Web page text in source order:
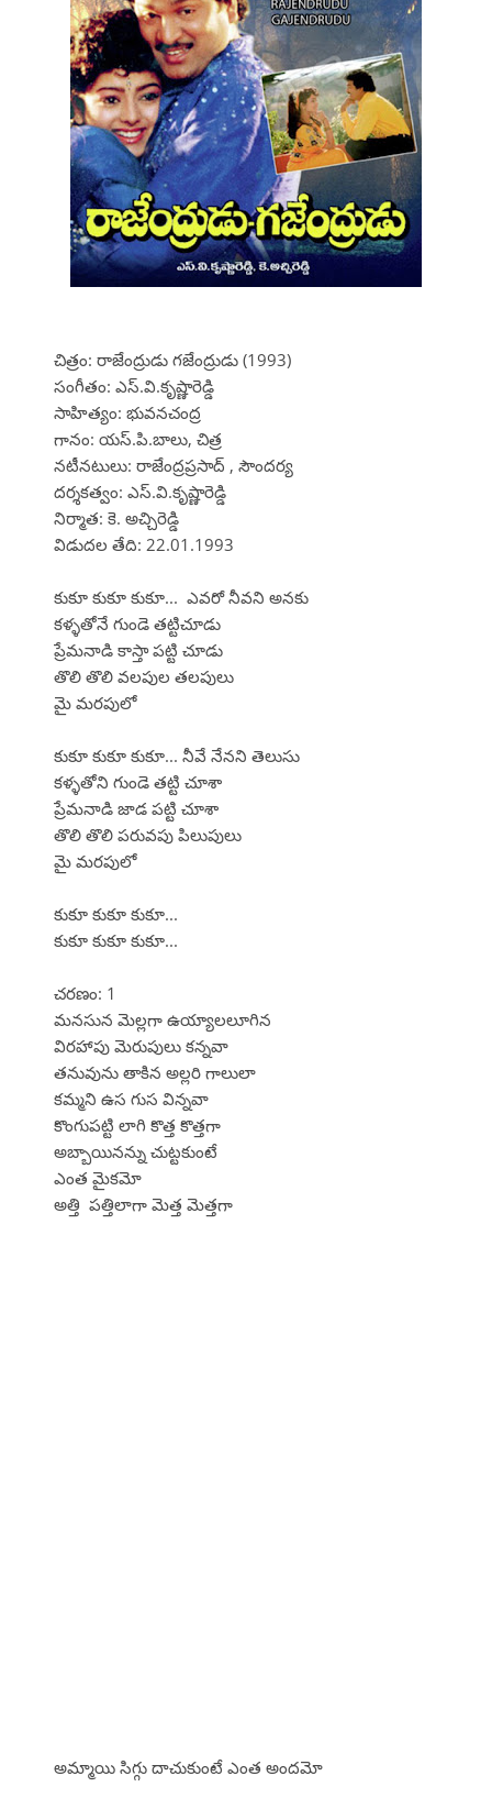
చిత్రం: రాజేంద్రుడు గజేంద్రుడు (1993)
సంగీతం: ఎస్.వి.కృష్ణారెడ్డి
సాహిత్యం: భువనచంద్ర
గానం: యస్.పి.బాలు, చిత్ర
నటీనటులు: రాజేంద్రప్రసాద్ , సౌందర్య
దర్శకత్వం: ఎస్.వి.కృష్ణారెడ్డి
నిర్మాత: కె. అచ్చిరెడ్డి
విడుదల తేది: 22.01.1993
కుకూ కుకూ కుకూ... ఎవరో నీవని అనకు
కళ్ళతోనే గుండె తట్టిచూడు
ప్రేమనాడి కాస్తా పట్టి చూడు
తొలి తొలి వలపుల తలపులు
మై మరపులో
కుకూ కుకూ కుకూ... నీవే నేనని తెలుసు
కళ్ళతోని గుండె తట్టి చూశా
ప్రేమనాడి జాడ పట్టి చూశా
తొలి తొలి పరువపు పిలుపులు
మై మరపులో
కుకూ కుకూ కుకూ...
కుకూ కుకూ కుకూ...
చరణం: 1
మనసున మెల్లగా ఉయ్యాలలూగిన
విరహాపు మెరుపులు కన్నవా
తనువును తాకిన అల్లరి గాలులా
కమ్మని ఉస గుస విన్నవా
కొంగుపట్టి లాగి కొత్త కొత్తగా
అబ్బాయినన్ను చుట్టకుంటే
ఎంత మైకమో
అత్తి పత్తిలాగా మెత్త మెత్తగా
అమ్మాయి సిగ్గు దాచుకుంటే ఎంత అందమో